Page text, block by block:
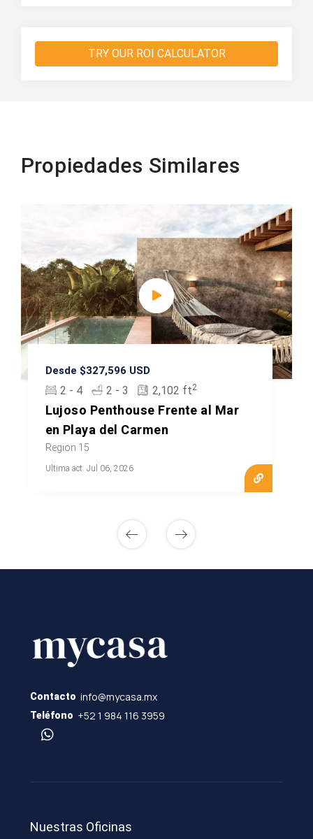
TRY OUR ROI CALCULATOR
Propiedades Similares
Desde $327,596 USD
2 - 4 2 - 3 2,102 ft2
Lujoso Penthouse Frente al Mar
en Playa del Carmen
Region 15
Ultima act. Jul 06, 2026
Contacto info@mycasa.mx
Teléfono +52 1 984 116 3959
Nuestras Oficinas